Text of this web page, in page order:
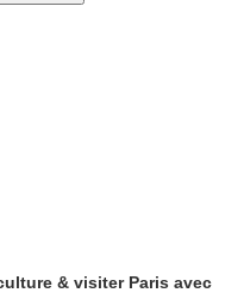
& visiter Paris avec